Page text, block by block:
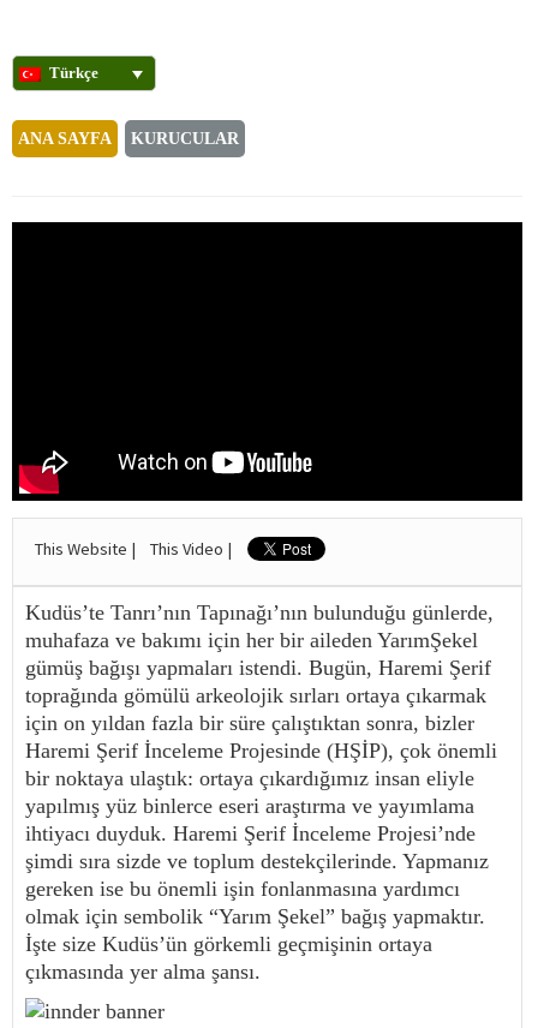
Türkçe
ANA SAYFA KURUCULAR
This Website | This Video |
Kudüs’te Tanrı’nın Tapınağı’nın bulunduğu günlerde,
muhafaza ve bakımı için her bir aileden YarımŞekel
gümüş bağışı yapmaları istendi. Bugün, Haremi Şerif
toprağında gömülü arkeolojik sırları ortaya çıkarmak
için on yıldan fazla bir süre çalıştıktan sonra, bizler
Haremi Şerif İnceleme Projesinde (HŞİP), çok önemli
bir noktaya ulaştık: ortaya çıkardığımız insan eliyle
yapılmış yüz binlerce eseri araştırma ve yayımlama
ihtiyacı duyduk. Haremi Şerif İnceleme Projesi’nde
şimdi sıra sizde ve toplum destekçilerinde. Yapmanız
gereken ise bu önemli işin fonlanmasına yardımcı
olmak için sembolik “Yarım Şekel” bağış yapmaktır.
İşte size Kudüs’ün görkemli geçmişinin ortaya
çıkmasında yer alma şansı.